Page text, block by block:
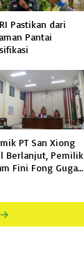
Pastikan dari
Pantai
PT San Xiong
Berlanjut, Pemilik
Fini Fong Gugat